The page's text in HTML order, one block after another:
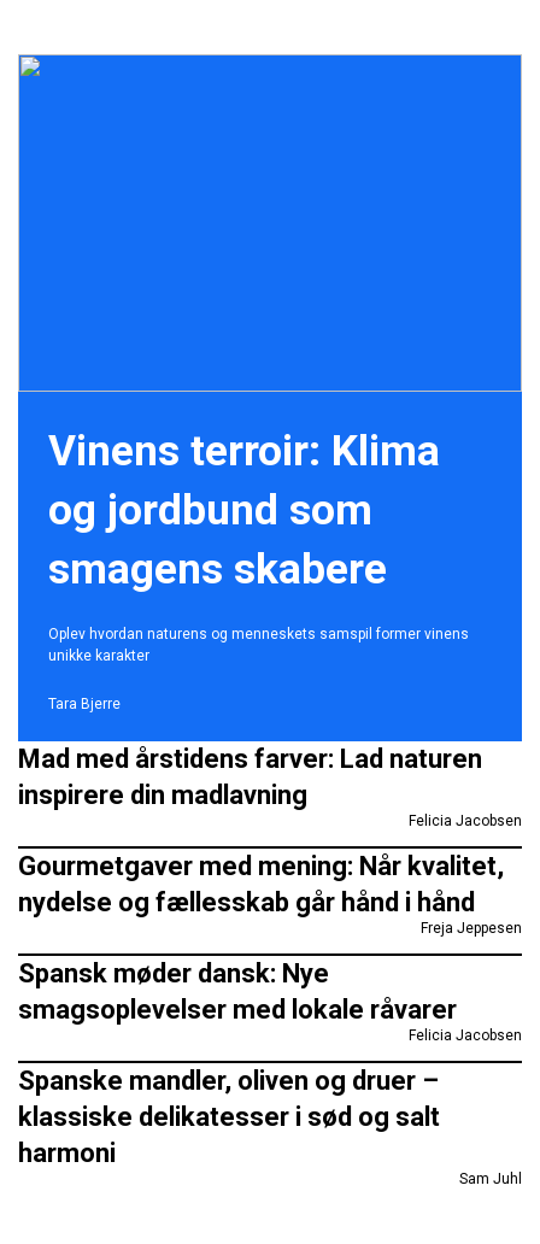
Vinens terroir: Klima
og jordbund som
smagens skabere
Oplev hvordan naturens og menneskets samspil former vinens
unikke karakter
Tara Bjerre
Mad med årstidens farver: Lad naturen
inspirere din madlavning
Felicia Jacobsen
Gourmetgaver med mening: Når kvalitet,
nydelse og fællesskab går hånd i hånd
Freja Jeppesen
Spansk møder dansk: Nye
smagsoplevelser med lokale råvarer
Felicia Jacobsen
Spanske mandler, oliven og druer –
klassiske delikatesser i sød og salt
harmoni
Sam Juhl